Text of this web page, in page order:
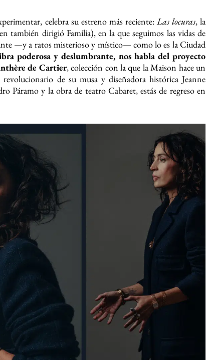
celebra su estreno más reciente:Las locuras, la
también dirigió Familia), en la que seguimos las vidas de
—y a ratos misterioso y místico— como lo es la Ciudad
poderosa y deslumbrante, nos habla del proyecto
de Cartier, colección con la que la Maison hace un
de su musa y diseñadora histórica Jeanne
Páramo y la obra de teatro Cabaret, estás de regreso en